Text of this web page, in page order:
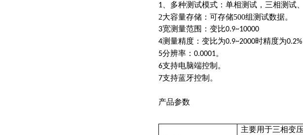
1 、多种测试模式：单相测试，三相测试
2大容量存储：可存储500组测试数据。
3宽测量范围：变比0.9~10000
4测量精度：变比为0.9~2000时精度为0.2%
5分辨率： 0.0001。
6支持电脑端控制。
7支持蓝牙控制。
产品参数
主要用于三相变